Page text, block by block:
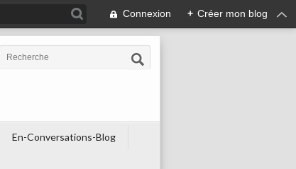
Connexion + Créer mon blog
En-Conversations-Blog